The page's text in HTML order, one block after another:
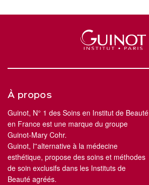
À propos
Guinot, N° 1 des Soins en Institut de Beauté
en France est une marque du groupe
Guinot-Mary Cohr.
Guinot, l''alternative à la médecine
esthétique, propose des soins et méthodes
de soin exclusifs dans les Instituts de
Beauté agréés.